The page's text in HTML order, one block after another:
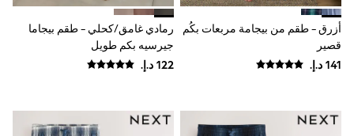
Polka Dots
THE SET
World Cup
Knitwear
Loungewear
Pants & Leggings
Schoolwear
أزرق - طقم من بيجامة مربعات بكُم
قصير
رمادي غامق/كحلي - طقم بيجاما
جيرسيه بكم طويل